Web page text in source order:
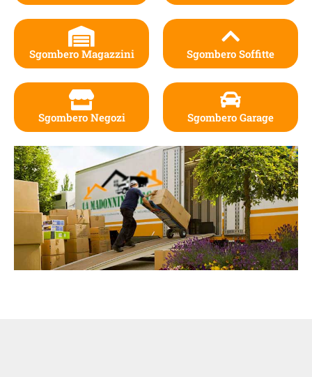
Sgombero Magazzini
Sgombero Negozi
Sgombero Soffitte
Sgombero Garage